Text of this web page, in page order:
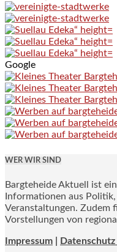
Google
WER WIR SIND
Bargteheide Aktuell ist
Informationen aus
Veranstaltungen. Zudem
Vorstellungen von
Impressum Datenschutz |